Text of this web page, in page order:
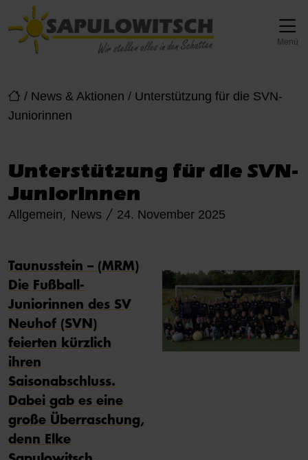
zur Top-Navigation
zur Hauptnavigation
Inhalt springen
zum Footer
Hauptnavigation Menü
/ News & Aktionen / Unterstützung für die SVN-
Juniorinnen
Unterstützung für die SVN-
Juniorinnen
Allgemein, News / Posted on
24. November 2025
Taunusstein – (MRM)
Die Fußball-
Juniorinnen des SV
Neuhof (SVN)
feierten kürzlich
ihren
Saisonabschluss.
Dabei gab es eine
große Überraschung,
denn Elke